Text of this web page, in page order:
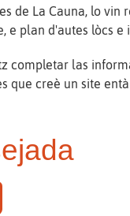
de La Cauna, lo vin
e plan d'autes lòcs e
completar las
que creè un site